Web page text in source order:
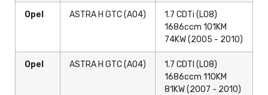
Opel ASTRA H GTC (A04)
1.7 CDTi (L08)
1686ccm 101KM
74KW (2005 - 2010)
Opel ASTRA H GTC (A04)
1.7 CDTI (L08)
1686ccm 110KM
81KW (2007 - 2010)